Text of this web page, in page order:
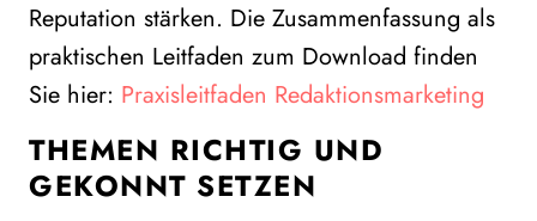
Reputation stärken. Die Zusammenfassung als
praktischen Leitfaden zum Download finden
Sie hier: Praxisleitfaden Redaktionsmarketing
THEMEN RICHTIG UND
GEKONNT SETZEN